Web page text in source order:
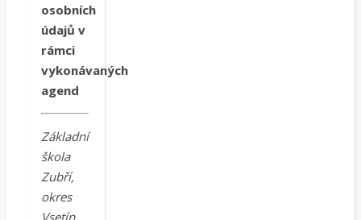
osobních
údajů v
rámci
vykonávaných
agend
Základní
škola
Zubří,
okres
Vsetín